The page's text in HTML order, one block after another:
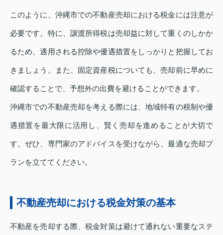
このように、沖縄市での不動産売却における税金には注意が
必要です。特に、譲渡所得税は売却益に対して重くのしかか
るため、適用される控除や優遇措置をしっかりと把握してお
きましょう。また、固定資産税についても、売却前に早めに
確認することで、予想外の出費を避けることができます。
沖縄市での不動産売却を考える際には、地域特有の税制や優
遇措置を最大限に活用し、賢く売却を進めることが大切で
す。ぜひ、専門家のアドバイスを受けながら、最適な売却プ
ランを立ててください。
不動産売却における税金対策の基本
不動産を売却する際、税金対策は避けて通れない重要なステ